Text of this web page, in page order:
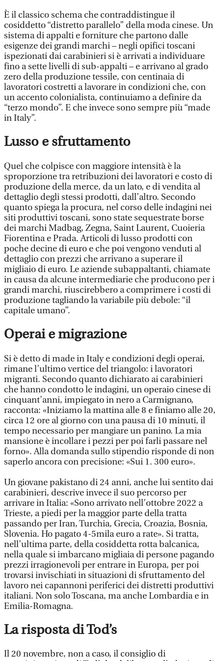
È il classico schema che contraddistingue il
cosiddetto “distretto parallelo” della moda cinese. Un
sistema di appalti e forniture che partono dalle
esigenze dei grandi marchi – negli opifici toscani
ispezionati dai carabinieri si è arrivati a individuare
fino a sette livelli di sub-appalti – e arrivano al grado
zero della produzione tessile, con centinaia di
lavoratori costretti a lavorare in condizioni che, con
un accento colonialista, continuiamo a definire da
“terzo mondo”. E che invece sono sempre più “made
in Italy”.
Lusso e sfruttamento
Quel che colpisce con maggiore intensità è la
sproporzione tra retribuzioni dei lavoratori e costo di
produzione della merce, da un lato, e di vendita al
dettaglio degli stessi prodotti, dall’altro. Secondo
quanto spiega la procura, nel corso delle indagini nei
siti produttivi toscani, sono state sequestrate borse
dei marchi Madbag, Zegna, Saint Laurent, Cuoieria
Fiorentina e Prada. Articoli di lusso prodotti con
poche decine di euro e che poi vengono venduti al
dettaglio con prezzi che arrivano a superare il
migliaio di euro. Le aziende subappaltanti, chiamate
in causa da alcune intermediarie che producono per i
grandi marchi, riuscirebbero a comprimere i costi di
produzione tagliando la variabile più debole: “il
capitale umano”.
Operai e migrazione
Si è detto di made in Italy e condizioni degli operai,
rimane l’ultimo vertice del triangolo: i lavoratori
migranti. Secondo quanto dichiarato ai carabinieri
che hanno condotto le indagini, un operaio cinese di
cinquant’anni, impiegato in nero a Carmignano,
racconta: «Iniziamo la mattina alle 8 e finiamo alle 20,
circa 12 ore al giorno con una pausa di 10 minuti, il
tempo necessario per mangiare un panino. La mia
mansione è incollare i pezzi per poi farli passare nel
forno». Alla domanda sullo stipendio risponde di non
saperlo ancora con precisione: «Sui 1. 300 euro».
Un giovane pakistano di 24 anni, anche lui sentito dai
carabinieri, descrive invece il suo percorso per
arrivare in Italia: «Sono arrivato nell’ottobre 2022 a
Trieste, a piedi per la maggior parte della tratta
passando per Iran, Turchia, Grecia, Croazia, Bosnia,
Slovenia. Ho pagato 4-5mila euro a rate». Si tratta,
nell’ultima parte, della cosiddetta rotta balcanica,
nella quale si imbarcano migliaia di persone pagando
prezzi irragionevoli per entrare in Europa, per poi
trovarsi invischiati in situazioni di sfruttamento del
lavoro nei capannoni periferici dei distretti produttivi
italiani. Non solo Toscana, ma anche Lombardia e in
Emilia-Romagna.
La risposta di Tod’s
Il 20 novembre, non a caso, il consiglio di